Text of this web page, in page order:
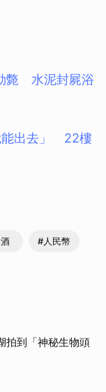
斃 水泥封屍浴
能出去」 22樓
#人民幣
拍到「神秘生物頭